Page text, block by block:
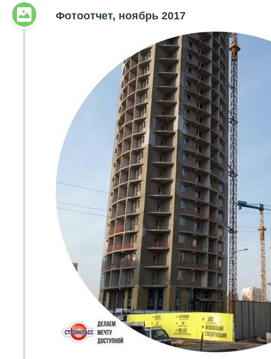
Кабинет Фотоотчет, ноябрь 2017